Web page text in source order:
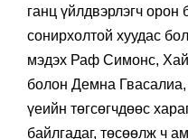
ганц үйлдвэрлэгч орон
сонирхолтой хуудас
мэдэх Раф Симонс,
болон Демна
үеийн төгсөгчдөөс
байлгадаг, төсөөлж ч